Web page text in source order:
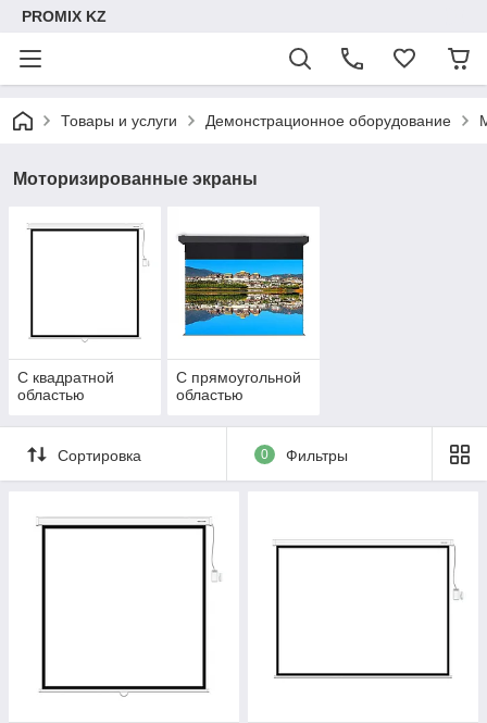
PROMIX KZ
Товары и услуги Демонстрационное оборудование
Моторизированные экраны
С квадратной
областью
С прямоугольной
областью
Сортировка 0 Фильтры